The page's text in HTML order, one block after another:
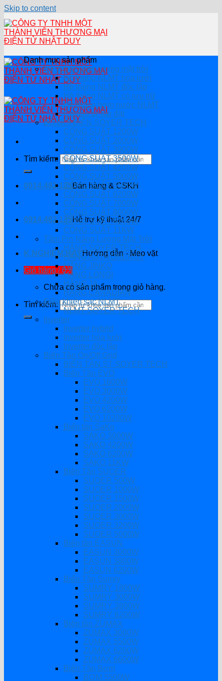
Skip to content
Tìm kiếm:
0914.482.135Bán hàng & CSKH
0914.482.135Hỗ trợ kỹ thuật 24/7
K.NGHIỆM HAYHướng dẫn - Mẹo vặt
Giỏ hàng /0₫
Chưa có sản phẩm trong giỏ hàng.
Tìm kiếm:
Danh mục sản phẩm
Hệ thống năng lượng mặt trời
Hệ thống NLMT hòa lưới
Hệ thông NLMT độc lập
Hệ thống NLMT có lưu trữ
Hệ thống bơm nước NLMT
Combo tự lắp đặt
BỘ ĐỔI ĐIỆN SOYER TECH
CÔNG SUẤT 1200W
CÔNG SUẤT 2000W
CÔNG SUẤT 3000W
CÔNG SUẤT 3500W
CÔNG SUẤT 4200W
CÔNG SUẤT 5000W
CÔNG SUẤT 5500W
CÔNG SUẤT 6200W
CÔNG SUẤT 7000W
CÔNG SUẤT 8000W
CÔNG SUẤT 8200W
CÔNG SUẤT 11KW
Tấm Pin Năng Lượng Mặt Trời
HÃNG SOYER TECH
HÃNG ASTRONERGY
HÃNG JINKO
HÃNG LONGI
HÃNG JA
HÃNG CANADIAN
Điều khiển sạc NLMT
NLMT SOYER TECH
Inverter
Inverter hybrid
Inverter hòa lưới
Inverter độc lập
Biến Tần On/Off Grid
BIẾN TẦN ST-SOYER TECH
Biến Tần EVO
EVO 1600W
EVO 3000W
EVO 4200W
EVO 6200W
EVO 10200W
Biến tần SaKo
SAKO 3000W
SAKO 4200W
SAKO 6200W
SAKO 11KW
Biến Tần SUOER
SUOER 500W
SUOER 1000W
SUOER 1500W
SUOER 2000W
SUOER 3000W
SUOER 3200W
SUOER 5000W
Biến tần EASUN
EASUN 3000W
EASUN 3800W
EASUN 6200W
Biến Tần Sumry
SUMRY 1800W
SUMRY 3000W
SUMRY 3800W
SUMRY 6200W
Biến tần ZUMAX
ZUMAX 3000W
ZUMAX 5500W
ZUMAX 6200W
ZUMAX 6600W
Biến Tần Bơm
BƠM 5500W